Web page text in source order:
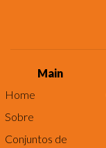
Main
Home
Sobre
Conjuntos de